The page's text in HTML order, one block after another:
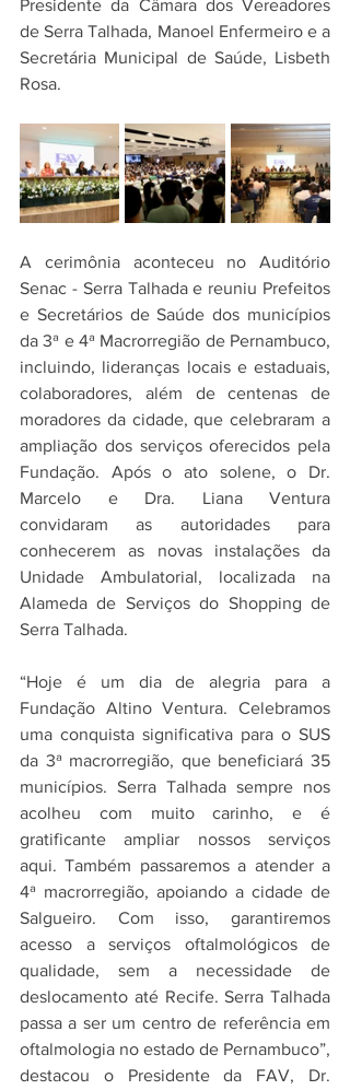
Presidente da Câmara dos Vereadores
de Serra Talhada, Manoel Enfermeiro e a
Secretária Municipal de Saúde, Lisbeth
Rosa.
A cerimônia aconteceu no Auditório
Senac - Serra Talhada e reuniu Prefeitos
e Secretários de Saúde dos municípios
da 3ª e 4ª Macrorregião de Pernambuco,
incluindo, lideranças locais e estaduais,
colaboradores, além de centenas de
moradores da cidade, que celebraram a
ampliação dos serviços oferecidos pela
Fundação. Após o ato solene, o Dr.
Marcelo e Dra. Liana Ventura
convidaram as autoridades para
conhecerem as novas instalações da
Unidade Ambulatorial, localizada na
Alameda de Serviços do Shopping de
Serra Talhada.
“Hoje é um dia de alegria para a
Fundação Altino Ventura. Celebramos
uma conquista significativa para o SUS
da 3ª macrorregião, que beneficiará 35
municípios. Serra Talhada sempre nos
acolheu com muito carinho, e é
gratificante ampliar nossos serviços
aqui. Também passaremos a atender a
4ª macrorregião, apoiando a cidade de
Salgueiro. Com isso, garantiremos
acesso a serviços oftalmológicos de
qualidade, sem a necessidade de
deslocamento até Recife. Serra Talhada
passa a ser um centro de referência em
oftalmologia no estado de Pernambuco”,
destacou o Presidente da FAV, Dr.